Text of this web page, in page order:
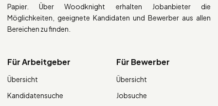
Papier. Über Woodknight erhalten Jobanbieter die
Möglichkeiten, geeignete Kandidaten und Bewerber aus allen
Bereichen zu finden.
Für Arbeitgeber
Übersicht
Kandidatensuche
Für Bewerber
Übersicht
Jobsuche